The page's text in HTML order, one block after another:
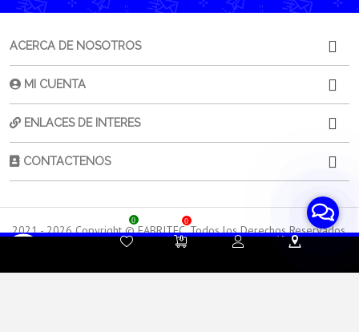
0 0
Atención al
ACERCA DE NOSOTROS
MI CUENTA
ENLACES DE INTERES
CONTACTENOS
2021 -2026Copyright © FABRITEC. Todos los Derechos Reservados.
Desarrollado por HTEC